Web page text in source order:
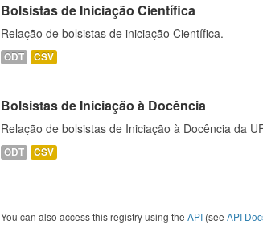
Bolsistas de Iniciação Científica
Relação de bolsistas de iniciação Científica.
ODT CSV
Bolsistas de Iniciação à Docência
Relação de bolsistas de Iniciação à Docência da
ODT CSV
You can also access this registry using the API (see API